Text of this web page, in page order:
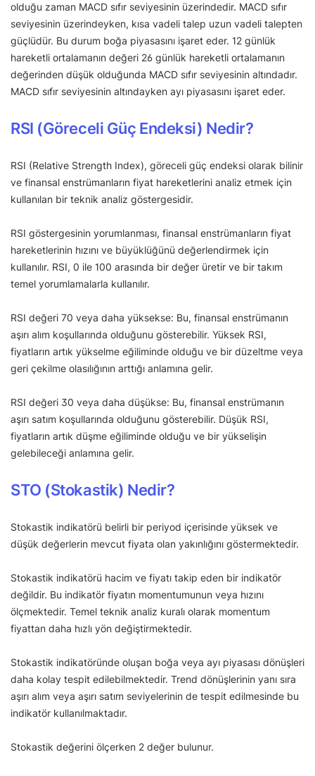
olduğu zaman MACD sıfır seviyesinin üzerindedir. MACD sıfır
seviyesinin üzerindeyken, kısa vadeli talep uzun vadeli talepten
güçlüdür. Bu durum boğa piyasasını işaret eder. 12 günlük
hareketli ortalamanın değeri 26 günlük hareketli ortalamanın
değerinden düşük olduğunda MACD sıfır seviyesinin altındadır.
MACD sıfır seviyesinin altındayken ayı piyasasını işaret eder.
RSI (Göreceli Güç Endeksi) Nedir?
RSI (Relative Strength Index), göreceli güç endeksi olarak bilinir
ve finansal enstrümanların fiyat hareketlerini analiz etmek için
kullanılan bir teknik analiz göstergesidir.
RSI göstergesinin yorumlanması, finansal enstrümanların fiyat
hareketlerinin hızını ve büyüklüğünü değerlendirmek için
kullanılır. RSI, 0 ile 100 arasında bir değer üretir ve bir takım
temel yorumlamalarla kullanılır.
RSI değeri 70 veya daha yüksekse: Bu, finansal enstrümanın
aşırı alım koşullarında olduğunu gösterebilir. Yüksek RSI,
fiyatların artık yükselme eğiliminde olduğu ve bir düzeltme veya
geri çekilme olasılığının arttığı anlamına gelir.
RSI değeri 30 veya daha düşükse: Bu, finansal enstrümanın
aşırı satım koşullarında olduğunu gösterebilir. Düşük RSI,
fiyatların artık düşme eğiliminde olduğu ve bir yükselişin
gelebileceği anlamına gelir.
STO (Stokastik) Nedir?
Stokastik indikatörü belirli bir periyod içerisinde yüksek ve
düşük değerlerin mevcut fiyata olan yakınlığını göstermektedir.
Stokastik indikatörü hacim ve fiyatı takip eden bir indikatör
değildir. Bu indikatör fiyatın momentumunun veya hızını
ölçmektedir. Temel teknik analiz kuralı olarak momentum
fiyattan daha hızlı yön değiştirmektedir.
Stokastik indikatöründe oluşan boğa veya ayı piyasası dönüşleri
daha kolay tespit edilebilmektedir. Trend dönüşlerinin yanı sıra
aşırı alım veya aşırı satım seviyelerinin de tespit edilmesinde bu
indikatör kullanılmaktadır.
Stokastik değerini ölçerken 2 değer bulunur.